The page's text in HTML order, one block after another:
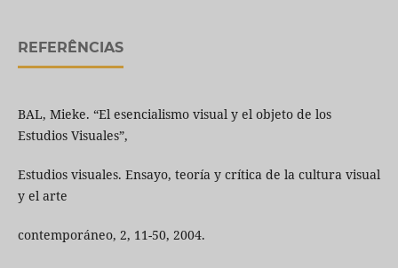
REFERÊNCIAS
BAL, Mieke. “El esencialismo visual y el objeto de los
Estudios Visuales”,
Estudios visuales. Ensayo, teoría y crítica de la cultura visual
y el arte
contemporáneo, 2, 11-50, 2004.